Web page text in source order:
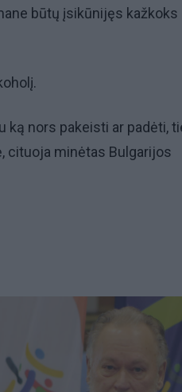
būtų įsikūnijęs kažkoks
ką nors pakeisti ar padėti,
cituoja minėtas Bulgarijos